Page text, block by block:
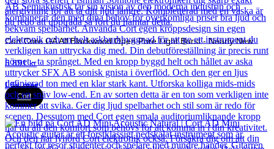
Cort Core GA All Blackwood Open Pore Light Burst - Nearly New
5 891kr
Läs mer
Cort